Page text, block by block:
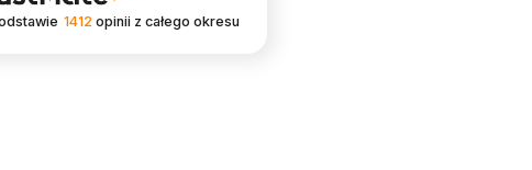
1412 opinii z całego okresu